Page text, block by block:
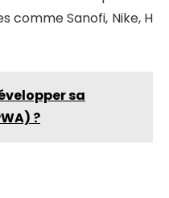
comme Sanofi, Nike, H
sa
?